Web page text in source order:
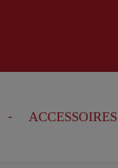
ACCESSOIRES